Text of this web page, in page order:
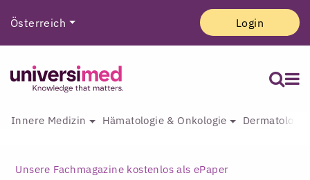
Österreich Login
Innere Medizin Hämatologie & Onkologie
Unsere Fachmagazine kostenlos als ePaper